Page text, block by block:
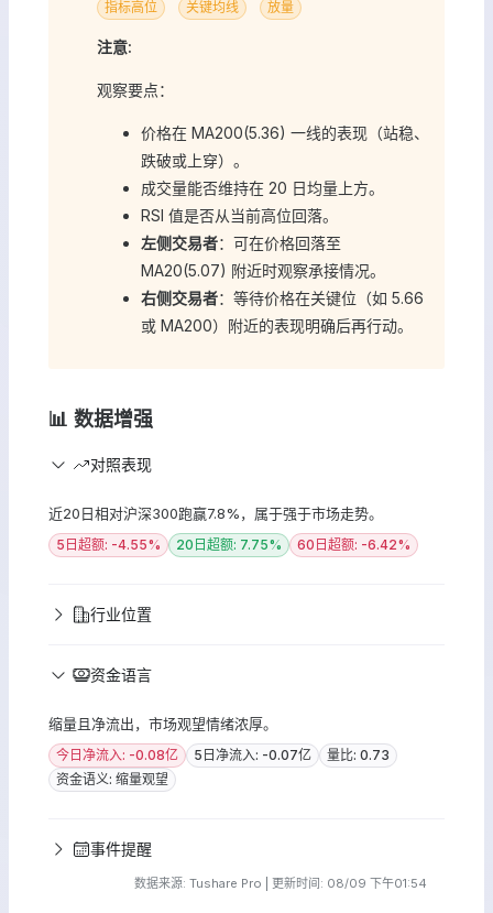
指标高位 关键均线 放量
注意:
观察要点：
价格在 MA200(5.36) 一线的表现（站稳、
跌破或上穿）。
成交量能否维持在 20 日均量上方。
RSI 值是否从当前高位回落。
左侧交易者：可在价格回落至
MA20(5.07) 附近时观察承接情况。
右侧交易者：等待价格在关键位（如 5.66
或 MA200）附近的表现明确后再行动。
📊 数据增强
对照表现
近20日相对沪深300跑赢7.8%，属于强于市场走势。
5日超额: -4.55% 20日超额: 7.75% 60日超额: -6.42%
行业位置
资金语言
缩量且净流出，市场观望情绪浓厚。
今日净流入: -0.08亿 5日净流入: -0.07亿
量比: 0.73
资金语义: 缩量观望
事件提醒
数据来源: Tushare Pro | 更新时间: 08/09 下午01:54